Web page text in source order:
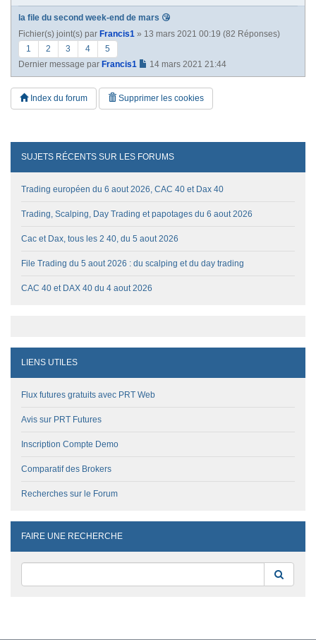
la file du second week-end de mars 😘
Fichier(s) joint(s) par Francis1 » 13 mars 2021 00:19 (82 Réponses)
1
2 3 4
5
Dernier message par Francis1 14 mars 2021 21:44
Index du forum Supprimer les cookies
SUJETS RÉCENTS SUR LES FORUMS
Trading européen du 6 aout 2026, CAC 40 et Dax 40
Trading, Scalping, Day Trading et papotages du 6 aout 2026
Cac et Dax, tous les 2 40, du 5 aout 2026
File Trading du 5 aout 2026 : du scalping et du day trading
CAC 40 et DAX 40 du 4 aout 2026
LIENS UTILES
Flux futures gratuits avec PRT Web
Avis sur PRT Futures
Inscription Compte Demo
Comparatif des Brokers
Recherches sur le Forum
FAIRE UNE RECHERCHE